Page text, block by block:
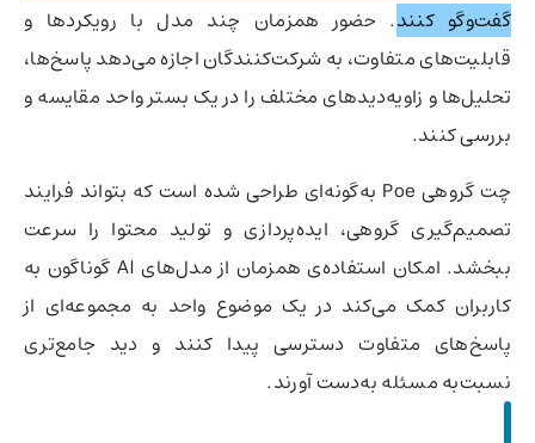
گفت‌وگو کنند. حضور همزمان چند مدل با رویکردها و
قابلیت‌های متفاوت، به شرکت‌کنندگان اجازه می‌دهد پاسخ‌ها،
تحلیل‌ها و زاویه‌دیدهای مختلف را در یک بستر واحد مقایسه و
بررسی کنند.
چت گروهی Poe به‌گونه‌ای طراحی شده است که بتواند فرایند
تصمیم‌گیری گروهی، ایده‌پردازی و تولید محتوا را سرعت
ببخشد. امکان استفاده‌ی همزمان از مدل‌های AI گوناگون به‌
کاربران کمک می‌کند در یک موضوع واحد به مجموعه‌ای از
پاسخ‌های متفاوت دسترسی پیدا کنند و دید جامع‌تری
نسبت‌به مسئله به‌دست آورند.